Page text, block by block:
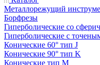
Металлорежущий
Борфрезы
Гиперболические cо
Гиперболические с
Конические 60° тип J
Конические 90° тип K
Конические тип M